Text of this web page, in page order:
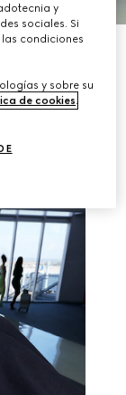
y
sociales. Si
condiciones
y sobre su
de cookies